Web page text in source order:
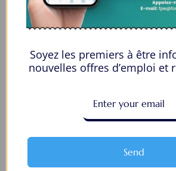
Login employeurs
Offres d’Emploi
Contact Us
Soyez les premiers à être
nouvelles offres d’emploi et
Send